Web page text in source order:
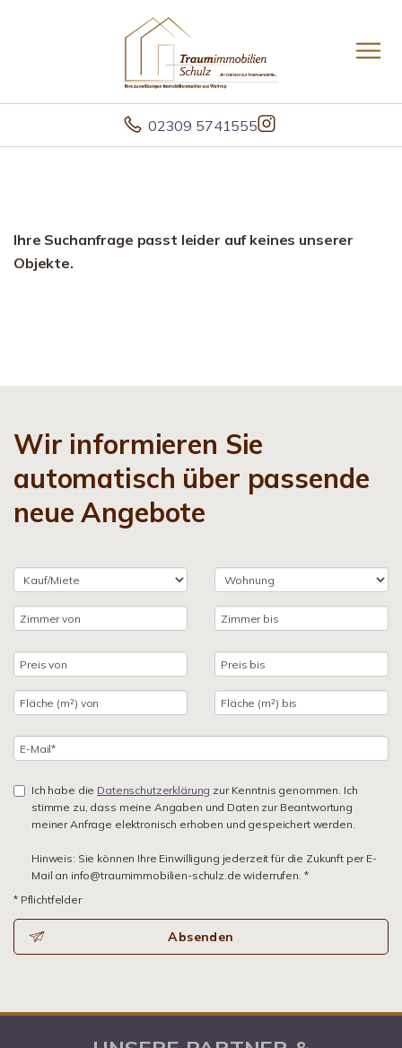
02309 5741555
Ihre Suchanfrage passt leider auf keines unserer
Objekte.
Wir informieren Sie
automatisch über passende
neue Angebote
Ich habe die Datenschutzerklärung zur Kenntnis genommen. Ich
stimme zu, dass meine Angaben und Daten zur Beantwortung
meiner Anfrage elektronisch erhoben und gespeichert werden.
Hinweis: Sie können Ihre Einwilligung jederzeit für die Zukunft per E-
Mail an info@traumimmobilien-schulz.de widerrufen. *
* Pflichtfelder
Absenden